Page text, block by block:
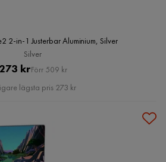
2-in-1 Justerbar Aluminium, Silver
Silver
Pris
273 krOriginal
Pris
Förr 509 kr
lägsta pris 273 kr